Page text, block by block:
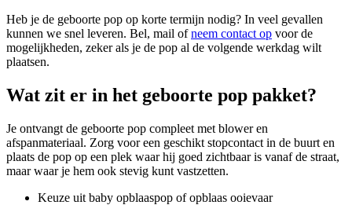
Heb je de geboorte pop op korte termijn nodig? In veel gevallen
kunnen we snel leveren. Bel, mail ofneem contact op voor de
mogelijkheden, zeker als je de pop al de volgende werkdag wilt
plaatsen.
Wat zit er in het geboorte pop pakket?
Je ontvangt de geboorte pop compleet met blower en
afspanmateriaal. Zorg voor een geschikt stopcontact in de buurt en
plaats de pop op een plek waar hij goed zichtbaar is vanaf de straat,
maar waar je hem ook stevig kunt vastzetten.
Keuze uit baby opblaaspop of opblaas ooievaar